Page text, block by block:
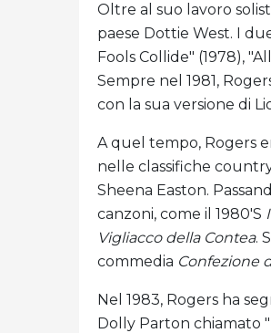
Oltre al suo lavoro
paese Dottie West. I
Fools Collide" (1978),
Sempre nel 1981,
con la sua versione di
A quel tempo, Rogers
nelle classifiche
Sheena Easton.
canzoni, come il 1980'S
Vigliacco della Contea.
commedia Confezione
Nel 1983, Rogers ha
Dolly Parton chiamato